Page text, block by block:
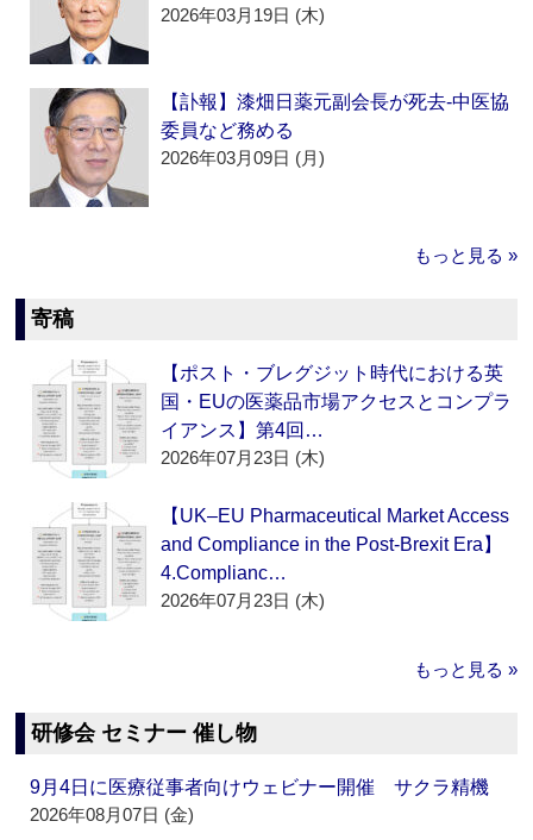
2026年03月19日 (木)
【訃報】漆畑日薬元副会長が死去‐中医協
委員など務める
2026年03月09日 (月)
もっと見る »
寄稿
【ポスト・ブレグジット時代における英
国・EUの医薬品市場アクセスとコンプラ
イアンス】第4回…
2026年07月23日 (木)
【UK–EU Pharmaceutical Market Access
and Compliance in the Post-Brexit Era】
4.Complianc…
2026年07月23日 (木)
もっと見る »
研修会 セミナー 催し物
9月4日に医療従事者向けウェビナー開催 サクラ精機
2026年08月07日 (金)